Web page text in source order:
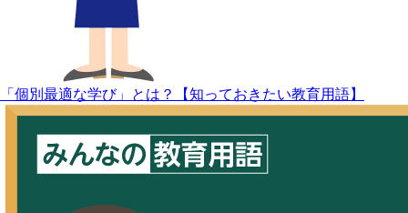
「個別最適な学び」とは？【知っておきたい教育用語】